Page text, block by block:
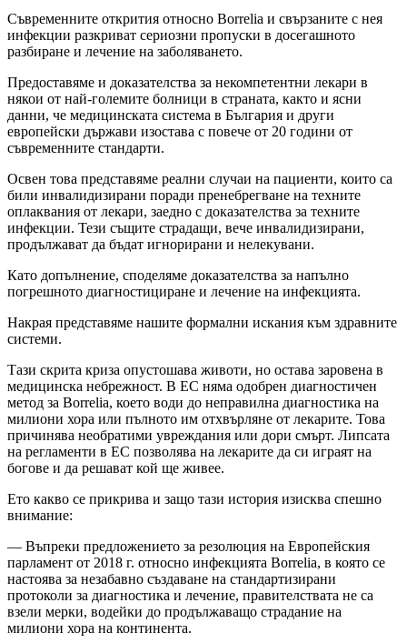
Съвременните открития относно Borrelia и свързаните с нея
инфекции разкриват сериозни пропуски в досегашното
разбиране и лечение на заболяването.
Предоставяме и доказателства за некомпетентни лекари в
някои от най-големите болници в страната, както и ясни
данни, че медицинската система в България и други
европейски държави изостава с повече от 20 години от
съвременните стандарти.
Освен това представяме реални случаи на пациенти, които са
били инвалидизирани поради пренебрегване на техните
оплаквания от лекари, заедно с доказателства за техните
инфекции. Тези същите страдащи, вече инвалидизирани,
продължават да бъдат игнорирани и нелекувани.
Като допълнение, споделяме доказателства за напълно
погрешното диагностициране и лечение на инфекцията.
Накрая представяме нашите формални искания към здравните
системи.
Тази скрита криза опустошава животи, но остава заровена в
медицинска небрежност. В ЕС няма одобрен диагностичен
метод за Borrelia, което води до неправилна диагностика на
милиони хора или пълното им отхвърляне от лекарите. Това
причинява необратими увреждания или дори смърт. Липсата
на регламенти в ЕС позволява на лекарите да си играят на
богове и да решават кой ще живее.
Ето какво се прикрива и защо тази история изисква спешно
внимание:
— Въпреки предложението за резолюция на Европейския
парламент от 2018 г. относно инфекцията Borrelia, в която се
настоява за незабавно създаване на стандартизирани
протоколи за диагностика и лечение, правителствата не са
взели мерки, водейки до продължаващо страдание на
милиони хора на континента.